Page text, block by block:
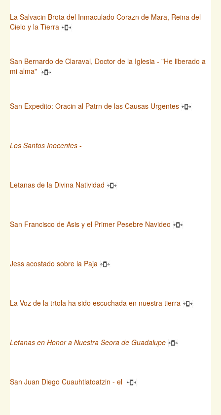
La Salvacin Brota del Inmaculado Corazn de Mara, Reina del
Cielo y la Tierra
San Bernardo de Claraval, Doctor de la Iglesia - "He liberado a
mi alma"
San Expedito: Oracin al Patrn de las Causas Urgentes
Los Santos Inocentes -
Letanas de la Divina Natividad
San Francisco de Asis y el Primer Pesebre Navideo
Jess acostado sobre la Paja
La Voz de la trtola ha sido escuchada en nuestra tierra
Letanas en Honor a Nuestra Seora de Guadalupe
San Juan Diego Cuauhtlatoatzin - el